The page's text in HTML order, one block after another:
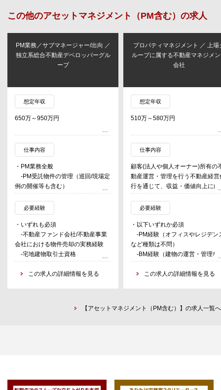
この他のアセットマネジメント（PM含む） の求人
PM業務／サブマネージャー/出向 ／
独立系総合不動産デベロッパーグル
ープ
想定年収
650万～950万円
仕事内容
・PM業務全般
-PM受託物件の管理（巡回/現場定
例の開催等も含む）
-PMレポートの作成
-AMとの連携並びに管理・運営の
報告
-テナントリレーションの構築
-賃貸契約の（再）契約手続き/入
退去手続き等
-BM会社/工事関連の精査・発注・
・その他付随業務
必要経験
・いずれも必須
-不動産ファンド会社/不動産事業
会社における物件売却の実務経験
-宅地建物取引士資格
この求人の詳細情報を見る
プロパティマネジメント ／ 上場
ループに属する不動産マネジメ
会社
想定年収
510万～580万円
仕事内容
顧客(法人や個人オーナー)所有の
動産運営・管理を行う不動産経営
行を通じて、収益・価値向上に向
たコンサル、サービスを提供する
経験を積み、将来的には課長など
ャリアアップを目指する。
必要経験
・以下いずれか必須
-PM経験（オフィスやレジデン
など種類は不問）
-BM経験（建物の運営・管理な
ど）
-不動産業界における折衝経験
この求人の詳細情報を見る
【アセットマネジメント（PM含む）】の求人一覧へ